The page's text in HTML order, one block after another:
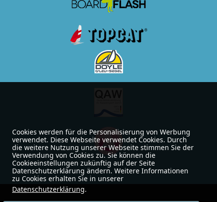
Cookies werden für die Personalisierung von Werbung
verwendet. Diese Webseite verwendet Cookies. Durch
die weitere Nutzung unserer Webseite stimmen Sie der
Verwendung von Cookies zu. Sie können die
Cookieeinstellungen zukünftig auf der Seite
Datenschutzerklärung ändern. Weitere Informationen
zu Cookies erhalten Sie in unserer
Datenschutzerklärung.